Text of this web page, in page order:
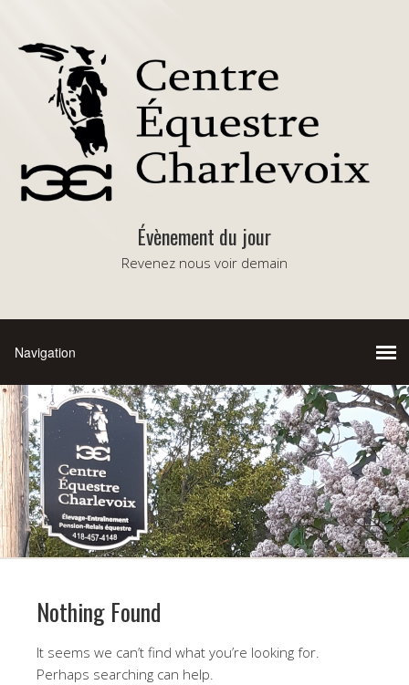
Évènement du jour
Revenez nous voir demain
Nothing Found
It seems we can’t find what you’re looking for.
Perhaps searching can help.